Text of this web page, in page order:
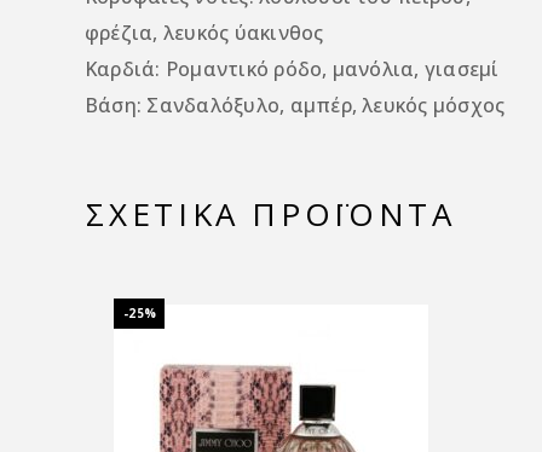
φρέζια, λευκός ύακινθος
Καρδιά: Ρομαντικό ρόδο, μανόλια, γιασεμί
Βάση: Σανδαλόξυλο, αμπέρ, λευκός μόσχος
ΣΧΕΤΙΚΆ ΠΡΟΪΌΝΤΑ
-25%